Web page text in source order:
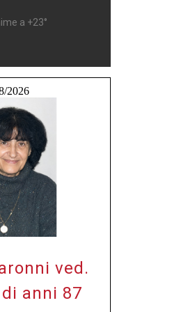
a +23°
2026
ved.
anni 87